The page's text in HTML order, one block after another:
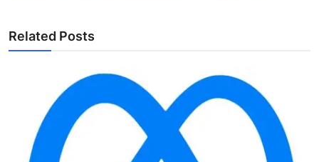
Related Posts